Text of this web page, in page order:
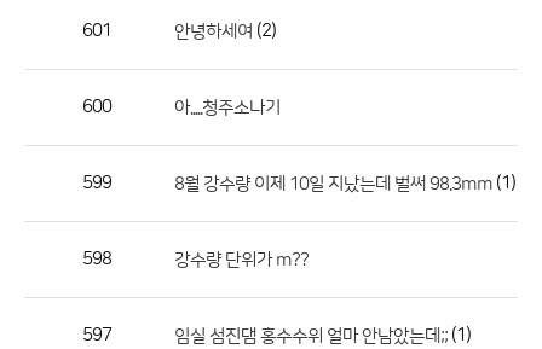
론
601 안녕하세여 (2)
600 아.....청주소나기
599 8월 강수량 이제 10일 지났는데 벌써 98.3mm (1)
598 강수량 단위가 m??
597 임실 섬진댐 홍수수위 얼마 안남았는데;; (1)